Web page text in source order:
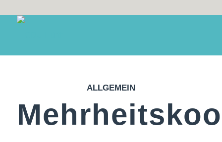
ALLGEMEIN